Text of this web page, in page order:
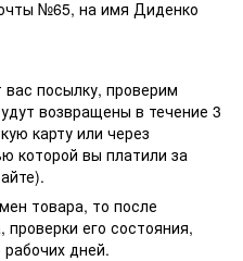
№65, на имя Диденко
посылку, проверим
возвращены в течение 3
карту или через
которой вы платили за
товара, то после
его состояния,
дней.